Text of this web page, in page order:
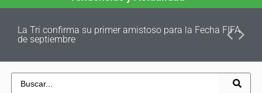
La Tri confirma su primer amistoso para la Fecha FIFA
de septiembre